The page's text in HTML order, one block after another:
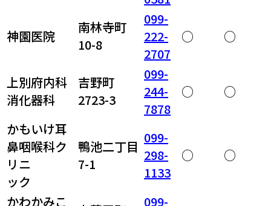
神園医院
南林寺町
10-8
099-
222-
2707
○ ○
上別府内科
消化器科
吉野町
2723-3
099-
244-
7878
○ ○
かもいけ耳
鼻咽喉科ク
リニ
ック
鴨池二丁目
7-1
099-
298-
1133
○ ○
かわかみこ
099-